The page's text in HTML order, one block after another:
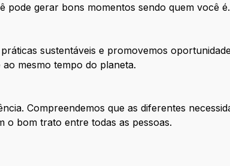
pode gerar bons momentos sendo quem você é.
sustentáveis e promovemos
mesmo tempo do planeta.
Compreendemos que as diferentes
o bom trato entre todas as pessoas.